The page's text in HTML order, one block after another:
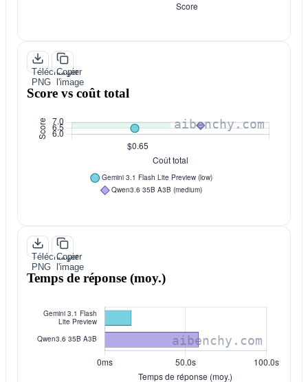
Télécharger
PNG
Copier
l'image
Score vs coût total
Télécharger
PNG
Copier
l'image
Temps de réponse (moy.)